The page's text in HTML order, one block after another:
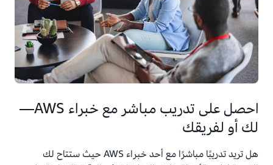
احصل على تدريب مباشر مع خبراء AWS—
لك أو لفريقك
هل تريد تدريبًا مباشرًا مع أحد خبراء AWS حيث ستتاح لك